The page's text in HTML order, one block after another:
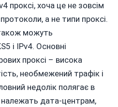
проксі, хоча це не зовсім
а не типи проксі.
можуть
і IPv4. Основні
проксі – висока
необмежений трафік і
недолік полягає в
належать дата-центрам,